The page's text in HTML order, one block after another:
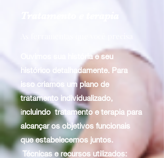
Ouvimos sua história e seu
histórico detalhadamente. Para
isso criamos um plano de
tratamento individualizado,
incluindo tratamento e terapia para
alcançar os objetivos funcionais
que estabelecemos juntos.
Técnicas e recursos utilizados: